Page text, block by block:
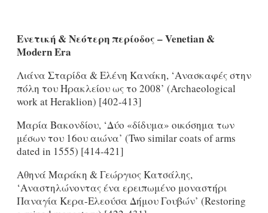
Ενετική & Νεότερη περίοδος –Venetian&
ModernEra
Λιάνα Σταρίδα & Ελένη Kανάκη, ‘Ανασκαφές στην
πόλη του Ηρακλείου ως το 2008’ (Archaeological
work at Heraklion) [402-413]
Μαρία Βακονδίου, ‘Δύο «δίδυμα» οικόσημα των
μέσων του 16ου αιώνα’ (Two similar coats of arms
dated in 1555) [414-421]
Αθηνά Mαράκη & Γεώργιος Κατσάλης,
‘Αναστηλώνοντας ένα ερειπωμένο μοναστήρι
Παναγία Κερα-Ελεούσα Δήμου Γουβών’ (Restoring